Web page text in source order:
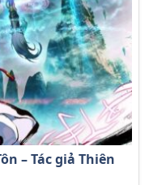
– Tác giả Thiên